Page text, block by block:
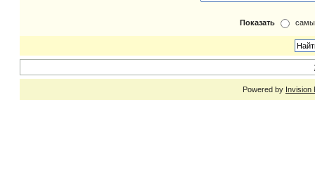
Показать
Powered by Invision